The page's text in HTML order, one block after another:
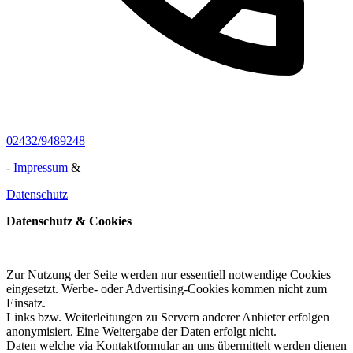
02432/9489248
- Impressum &
Datenschutz
Datenschutz & Cookies
Zur Nutzung der Seite werden nur essentiell notwendige Cookies
eingesetzt. Werbe- oder Advertising-Cookies kommen nicht zum
Einsatz.
Links bzw. Weiterleitungen zu Servern anderer Anbieter erfolgen
anonymisiert. Eine Weitergabe der Daten erfolgt nicht.
Daten welche via Kontaktformular an uns übermittelt werden dienen